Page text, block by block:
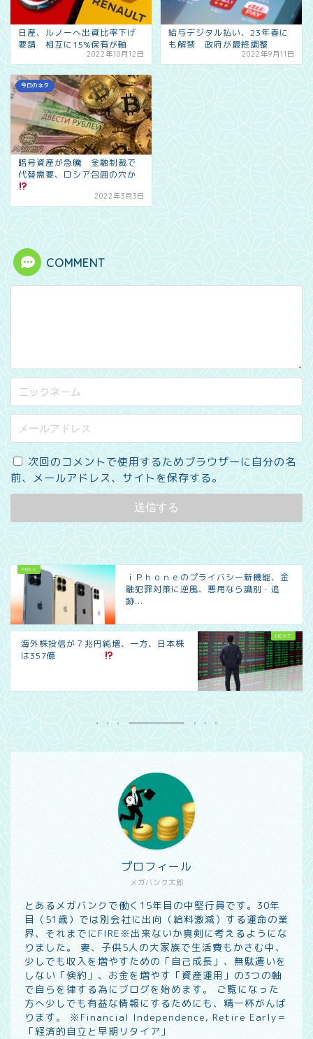
日産、ルノーへ出資比率下げ
要請 相互に15%保有が軸
2022年10月12日
給与デジタル払い、23年春に
も解禁 政府が最終調整
2022年9月11日
今日のネタ
暗号資産が急騰 金融制裁で
代替需要、ロシア包囲の穴か
2022年3月3日
COMMENT
次回のコメントで使用するためブラウザーに自分の名
前、メールアドレス、サイトを保存する。
ｉＰｈｏｎｅのプライバシー新機能、金
融犯罪対策に逆風、悪用なら識別・追
跡...
海外株投信が７兆円純増、一方、日本株
は357億
メガバンク太郎
プロフィール
とあるメガバンクで働く15年目の中堅行員です。30年
目（51歳）では別会社に出向（給料激減）する運命の業
界、それまでにFIRE※出来ないか真剣に考えるようにな
りました。 妻、子供5人の大家族で生活費もかさむ中、
少しでも収入を増やすための「自己成長」、無駄遣いを
しない「倹約」、お金を増やす「資産運用」の3つの軸
で自らを律する為にブログを始めます。 ご覧になった
方へ少しでも有益な情報にするためにも、精一杯がんば
ります。 ※Financial Independence, Retire Early＝
「経済的自立と早期リタイア」